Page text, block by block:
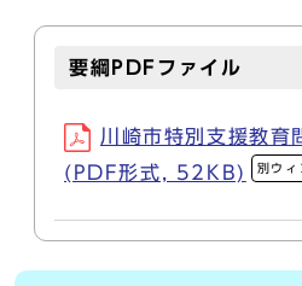
要綱PDFファイル
川崎市特別支援教育
(PDF形式, 52KB)
別ウィ